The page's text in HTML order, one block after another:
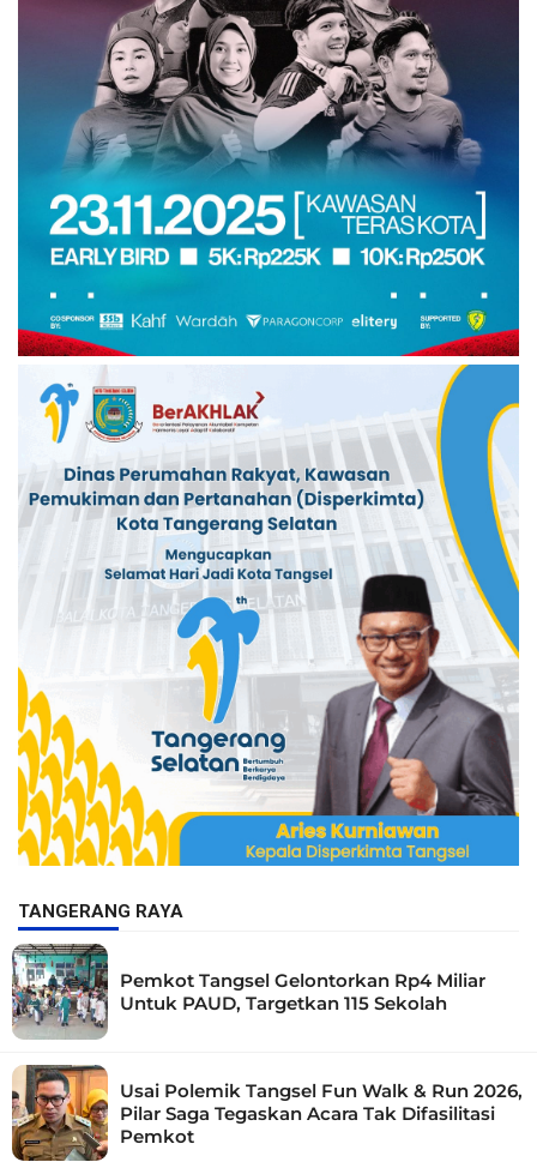
TANGERANG RAYA
Pemkot Tangsel Gelontorkan Rp4 Miliar
Untuk PAUD, Targetkan 115 Sekolah
Usai Polemik Tangsel Fun Walk & Run 2026,
Pilar Saga Tegaskan Acara Tak Difasilitasi
Pemkot